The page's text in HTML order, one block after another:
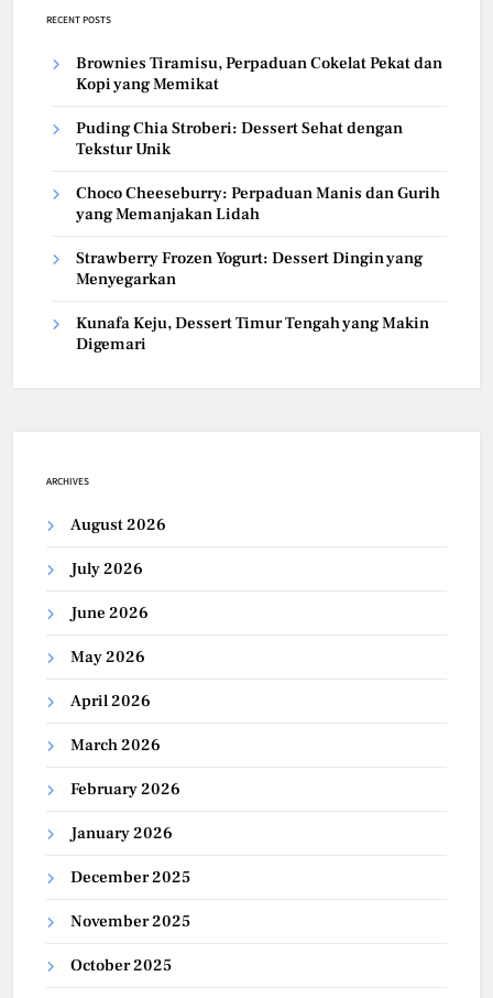
RECENT POSTS
Brownies Tiramisu, Perpaduan Cokelat Pekat dan
Kopi yang Memikat
Puding Chia Stroberi: Dessert Sehat dengan
Tekstur Unik
Choco Cheeseburry: Perpaduan Manis dan Gurih
yang Memanjakan Lidah
Strawberry Frozen Yogurt: Dessert Dingin yang
Menyegarkan
Kunafa Keju, Dessert Timur Tengah yang Makin
Digemari
ARCHIVES
August 2026
July 2026
June 2026
May 2026
April 2026
March 2026
February 2026
January 2026
December 2025
November 2025
October 2025